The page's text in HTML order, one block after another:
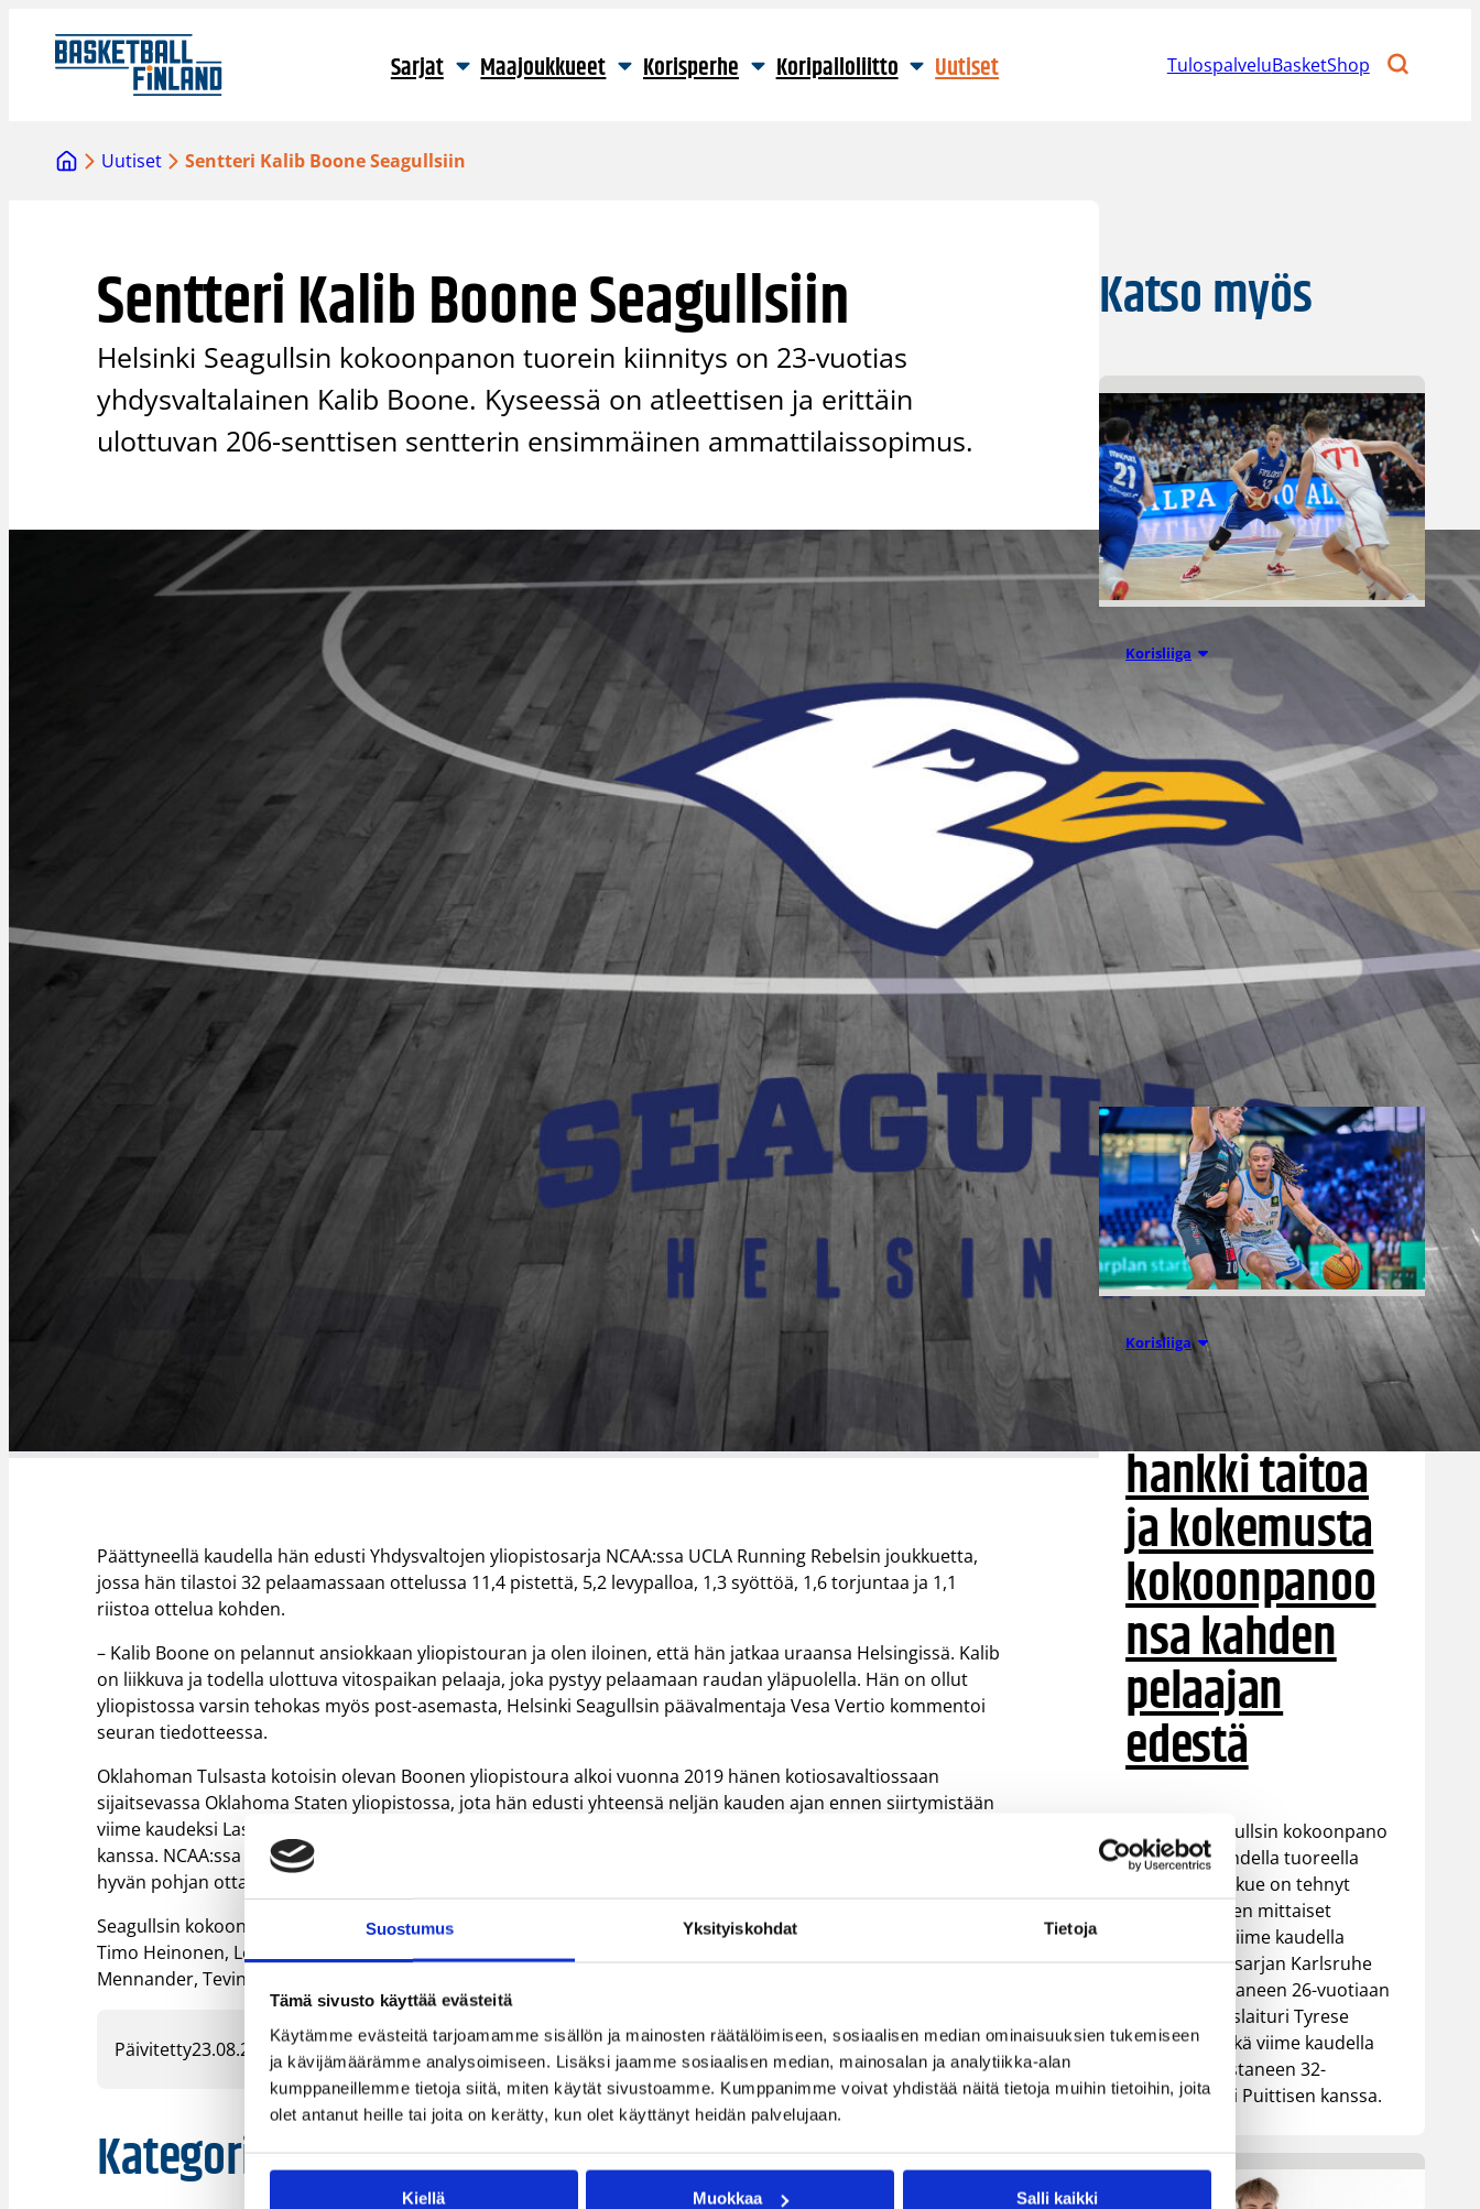
Suostumus Yksityiskohdat Tietoja
Tämä sivusto käyttää evästeitä
Käytämme evästeitä tarjoamamme sisällön ja mainosten räätälöimiseen, sosiaalisen median ominaisuuksien tukemiseen
ja kävijämäärämme analysoimiseen. Lisäksi jaamme sosiaalisen median, mainosalan ja analytiikka-alan
kumppaneillemme tietoja siitä, miten käytät sivustoamme. Kumppanimme voivat yhdistää näitä tietoja muihin tietoihin, joita
olet antanut heille tai joita on kerätty, kun olet käyttänyt heidän palvelujaan.
Kiellä Muokkaa Salli kaikki
sisältöön
Sarjat Maajoukkueet Korisperhe Koripalloliitto Uutiset TulospalveluBasketShop
Uutiset Sentteri Kalib Boone Seagullsiin
Sentteri Kalib Boone Seagullsiin
Helsinki Seagullsin kokoonpanon tuorein kiinnitys on 23-vuotias
yhdysvaltalainen Kalib Boone. Kyseessä on atleettisen ja erittäin
ulottuvan 206-senttisen sentterin ensimmäinen ammattilaissopimus.
Päättyneellä kaudella hän edusti Yhdysvaltojen yliopistosarja NCAA:ssa UCLA Running Rebelsin joukkuetta,
jossa hän tilastoi 32 pelaamassaan ottelussa 11,4 pistettä, 5,2 levypalloa, 1,3 syöttöä, 1,6 torjuntaa ja 1,1
riistoa ottelua kohden.
– Kalib Boone on pelannut ansiokkaan yliopistouran ja olen iloinen, että hän jatkaa uraansa Helsingissä. Kalib
on liikkuva ja todella ulottuva vitospaikan pelaaja, joka pystyy pelaamaan raudan yläpuolella. Hän on ollut
yliopistossa varsin tehokas myös post-asemasta, Helsinki Seagullsin päävalmentaja Vesa Vertio kommentoi
seuran tiedotteessa.
Oklahoman Tulsasta kotoisin olevan Boonen yliopistoura alkoi vuonna 2019 hänen kotiosavaltiossaan
sijaitsevassa Oklahoma Staten yliopistossa, jota hän edusti yhteensä neljän kauden ajan ennen siirtymistään
viime kaudeksi Las Vegasiin, jossa hän pääsi pelaamaan samaan joukkueeseen kaksoisveljensä Keylan Boonen
kanssa. NCAA:ssa hänelle kertyi otteluita yhteensä viiden kauden aikana komeat 155, mikä on luonut Boonelle
hyvän pohjan ottaa uran seuraava askel nyt Helsingissä Seagullsin riveissä.
Seagullsin kokoonpano on tällä hetkellä nyt 12 pelaajan vahvuinen. Joukkueeseen kuuluvat: Kalib Boone (USA),
Timo Heinonen, Lenni Hervola, Shawn Hopkins, Tuukka Härsilä, Elias Leskinen, Lassi Nikkarinen, Henri
Mennander, Tevin Olison (USA), René Rougeau (USA), Erik Sajantila ja Ricky Waxlax.
Päivitetty23.08.2024
Kategoriat
Katso myös
Korisliiga 07.08.2026 09:23
Daniel Dolenc
KTP-Basketin
haaviin
Dolenc on rakentanut pitkän
ammattilaisuran Suomen lisäksi
Ranskassa, Itävallassa,
Liettuassa, Romaniassa,
Bosniassa ja viimeksi Islannissa.
Korisliiga 05.08.2026 11:34
Seagulls
hankki taitoa
ja kokemusta
kokoonpanoo
nsa kahden
pelaajan
edestä
Helsinki Seagullsin kokoonpano
vahvistuu kahdella tuoreella
kasvolla. Joukkue on tehnyt
tulevan kauden mittaiset
sopimukset viime kaudella
Saksan ProA-sarjan Karlsruhe
Lionsia edustaneen 26-vuotiaan
yhdysvaltalaislaituri Tyrese
Williamsin sekä viime kaudella
Kouvoja edustaneen 32-
vuotiaan Timi Puittisen kanssa.